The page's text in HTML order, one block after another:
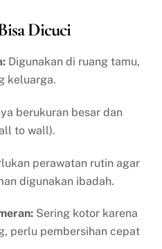
Dicuci
Digunakan di ruang tamu,
keluarga.
berukuran besar dan
to wall).
perawatan rutin agar
digunakan ibadah.
Sering kotor karena
perlu pembersihan cepat